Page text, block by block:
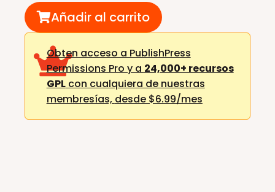
Añadir al carrito
Obten acceso a PublishPress
Permissions Pro y a 24,000+ recursos
GPLcon cualquiera de nuestras
membresías, desde $6.99/mes